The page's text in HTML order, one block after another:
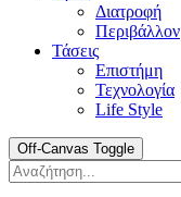
Διατροφή
Περιβάλλον
Τάσεις
Επιστήμη
Τεχνολογία
Life Style
Off-Canvas Toggle